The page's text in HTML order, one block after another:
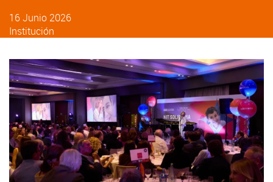
16 Junio 2026
Institución